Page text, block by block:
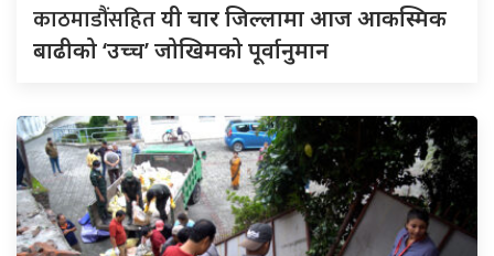
काठमाडौंसहितयी चार जिल्लामा आज आकस्मिक
बाढीको ‘उच्च’ जोखिमको पूर्वानुमान